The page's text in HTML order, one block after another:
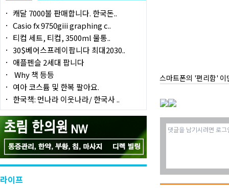
캐달 7000불 판매합니다. 한국돈..
Casio fx 9750giii graphing c..
티컵 세트, 티컵, 3500ml 물통..
30$베어스프레이팝니다 최대2030..
애플펜슬 2세대 팝니다
Why 책 등등
여아 코스튬 및 한복 팔아요.
한국책: 먼나라 이웃나라/ 한국사 ..
라이프
스마트폰의 '편리함'